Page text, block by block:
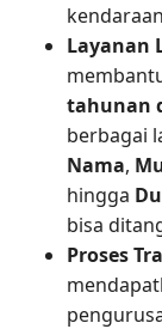
Layanan
tahunan
berbagai
Nama,
hingga
bisa
Proses